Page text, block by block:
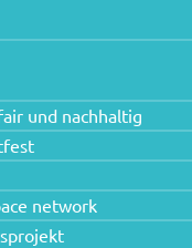
und nachhaltig
network